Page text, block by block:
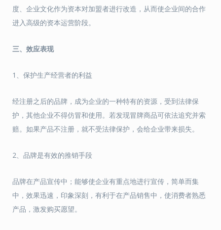
度、企业文化作为资本对加盟者进行改造，从而使企业间的合作
进入高级的资本运营阶段。
三、 效应表现
1、保护生产经营者的利益
经注册之后的品牌，成为企业的一种特有的资源，受到法律保
护，其他企业不得仿冒和使用。若发现冒牌商品可依法追究并索
赔。如果产品不注册，就不受法律保护，会给企业带来损失。
2、品牌是有效的推销手段
品牌在产品宣传中；能够使企业有重点地进行宣传，简单而集
中，效果迅速，印象深刻，有利于在产品销售中，使消费者熟悉
产品，激发购买愿望。